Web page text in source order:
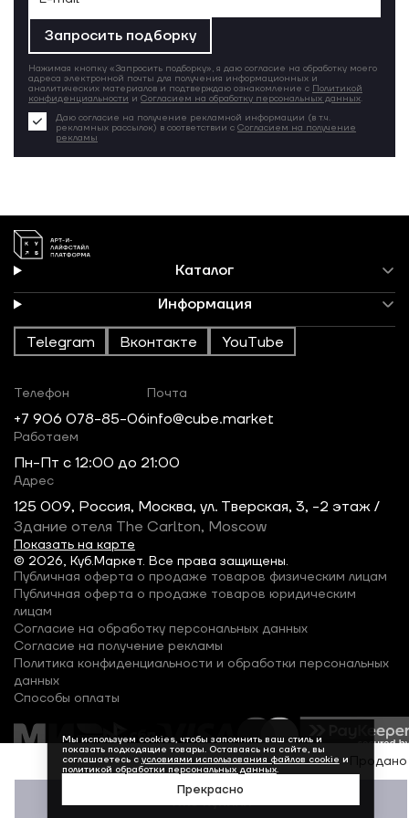
Продано
Уже купили
Запросить подборку
Нажимая кнопку «Запросить подборку», я даю согласие на обработку моего
адреса электронной почты для получения информационных и
аналитических материалов и подтверждаю ознакомление с Политикой
конфиденциальности и Согласием на обработку персональных данных.
Даю согласие на получение рекламной информации (в т.ч.
рекламных рассылок) в соответствии с Согласием на получение
рекламы
Каталог
Информация
Telegram Вконтакте YouTube
© 2026, Куб.Маркет. Все права защищены.
Телефон
+7 906 078-85-06
Почта
info@cube.market
Работаем
Пн-Пт c 12:00 до 21:00
Адрес
125 009, Россия, Москва, ул. Тверская, 3, -2 этаж /
Здание отеля The Carlton, Moscow
Показать на карте
Публичная оферта о продаже товаров физическим лицам
Публичная оферта о продаже товаров юридическим
лицам
Согласие на обработку персональных данных
Согласие на получение рекламы
Политика конфиденциальности и обработки персональных
данных
Способы оплаты
Мы используем cookies, чтобы запомнить ваш стиль и
показать подходящие товары. Оставаясь на сайте, вы
соглашаетесь с условиями использования файлов cookie и
политикой обработки персональных данных.
Прекрасно